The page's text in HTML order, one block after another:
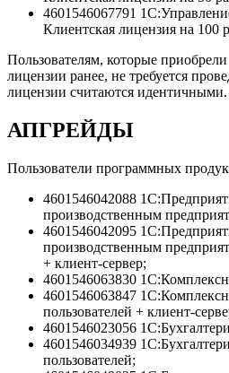
4601546067791
Клиентская лицензия на 100
Пользователям, которые
лицензии ранее, не требуется
лицензии считаются идентичными.
АПГРЕЙДЫ
Пользователи программных
4601546042088
производственным
4601546042095
производственным
+ клиент-сервер;
4601546063830
4601546063847
пользователей + клиент-
4601546023056
4601546034939
пользователей;